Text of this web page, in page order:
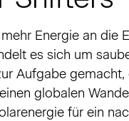
Energie an die
es sich um
Aufgabe
globalen
für ein